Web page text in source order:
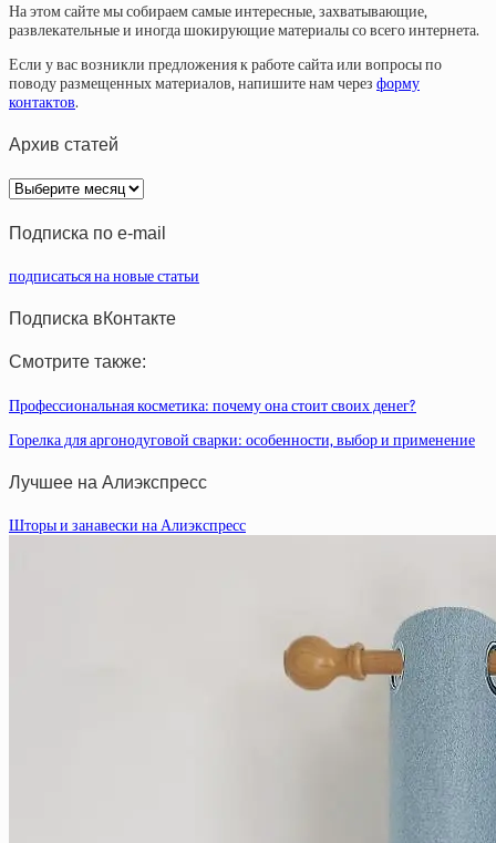
На этом сайте мы собираем самые интересные, захватывающие,
развлекательные и иногда шокирующие материалы со всего интернета.
Если у вас возникли предложения к работе сайта или вопросы по
поводу размещенных материалов, напишите нам через форму
контактов.
Архив статей
Архив
статей
Подписка по e-mail
подписаться на новые статьи
Подписка вКонтакте
Смотрите также:
Профессиональная косметика: почему она стоит своих денег?
Горелка для аргонодуговой сварки: особенности, выбор и применение
Лучшее на Алиэкспресс
Шторы и занавески на Алиэкспресс